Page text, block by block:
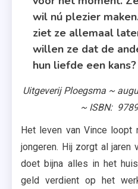
wil nú plezier
ziet ze allemaal
willen ze dat de
hun liefde een kans?
Uitgeverij Ploegsma ~
~ ISBN:
Het leven van Vince loopt
jongeren. Hij zorgt al jaren
doet bijna alles in het
geld verdient op het